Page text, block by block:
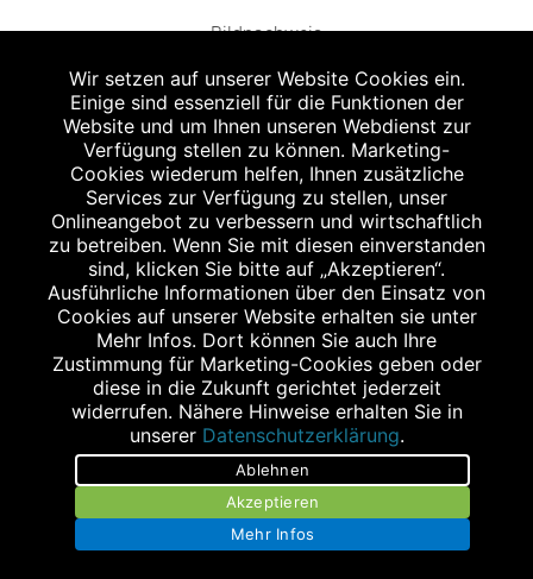
Bildnachweis
Abgabe in haushaltsüblichen Mengen, solange der Vorrat reicht. Für Druck-
und Satzfehler keine Haftung.
Zu Risiken und Nebenwirkungen lesen Sie die Packungsbeilage und fragen
Sie Ihren Arzt oder Apotheker.
Angabe nach der deutschen Arzneimitteltaxe Apothekenerstattungspreis
(AEP). Der AEP ist keine unverbindliche Preisempfehlung der Hersteller. Der
AEP ist ein von den Apotheken in Ansatz gebrachter Preis für rezeptfreie
Arzneimittel. Er entspricht in der Höhe dem für Apotheken verbindlichen
Abgabepreis, zu dem eine Apotheke in bestimmten Fällen (z.B. bei Kindern
unter 12 Jahren) das Produkt mit der gesetzlichen Krankenversicherung
abrechnet. Der AEP ist der allgemeine Erstattungspreis im Falle einer
Kostenübernahme durch die gesetzlichen Krankenkassen, vor Abzug eines
Zwangsrabattes (zur Zeit 5%) nach §130 Abs. 1 SGB V.
Unverbindliche Preisempfehlung des Herstellers (UVP).
powered by apovena.de
Wir setzen auf unserer Website Cookies ein.
Einige sind essenziell für die Funktionen der
Website und um Ihnen unseren Webdienst zur
Verfügung stellen zu können. Marketing-
Cookies wiederum helfen, Ihnen zusätzliche
Services zur Verfügung zu stellen, unser
Onlineangebot zu verbessern und wirtschaftlich
zu betreiben. Wenn Sie mit diesen einverstanden
sind, klicken Sie bitte auf „Akzeptieren“.
Ausführliche Informationen über den Einsatz von
Cookies auf unserer Website erhalten sie unter
Mehr Infos. Dort können Sie auch Ihre
Zustimmung für Marketing-Cookies geben oder
diese in die Zukunft gerichtet jederzeit
widerrufen. Nähere Hinweise erhalten Sie in
unserer Datenschutzerklärung.
Ablehnen
Akzeptieren
Mehr Infos